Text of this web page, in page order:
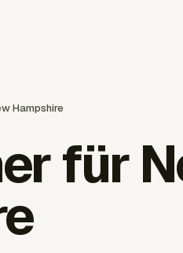
Hampshire
für